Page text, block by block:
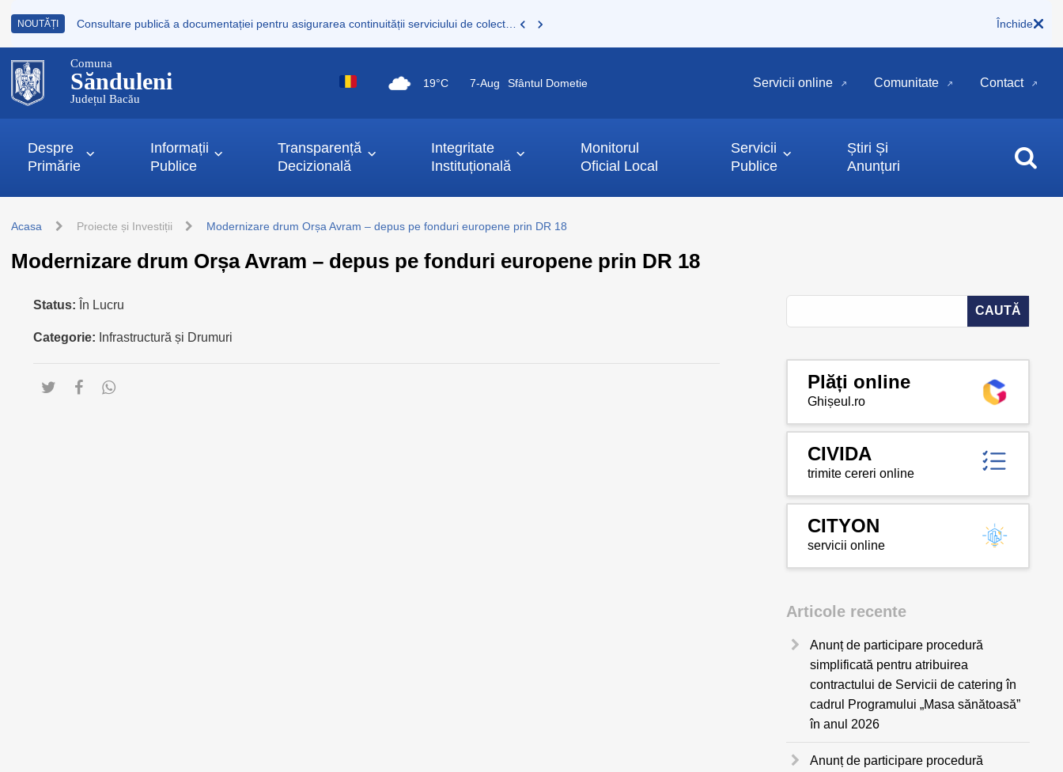
NOUTĂȚI Închide
Comuna
Sănduleni
Județul Bacău
19°C 7-Aug Sfântul Dometie Servicii online Comunitate Contact
Despre
Primărie
Informații
Publice
Transparență
Decizională
Integritate
Instituțională
Monitorul
Oficial Local
Servicii
Publice
Știri Și
Anunțuri
Acasa Proiecte și Investiții Modernizare drum Orșa Avram – depus pe fonduri europene prin DR 18
Modernizare drum Orșa Avram – depus pe fonduri europene prin DR 18
Status: În Lucru
Categorie: Infrastructură și Drumuri
Plăți online
Ghișeul.ro
CIVIDA
trimite cereri online
CITYON
servicii online
Articole recente
Anunț de participare procedură
simplificată pentru atribuirea
contractului de Servicii de catering în
cadrul Programului „Masa sănătoasă”
în anul 2026
Anunț de participare procedură